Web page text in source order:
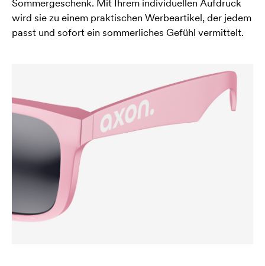
Sommergeschenk. Mit Ihrem individuellen Aufdruck
wird sie zu einem praktischen Werbeartikel, der jedem
passt und sofort ein sommerliches Gefühl vermittelt.